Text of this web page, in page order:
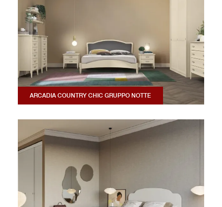
ARCADIA COUNTRY CHIC GRUPPO NOTTE